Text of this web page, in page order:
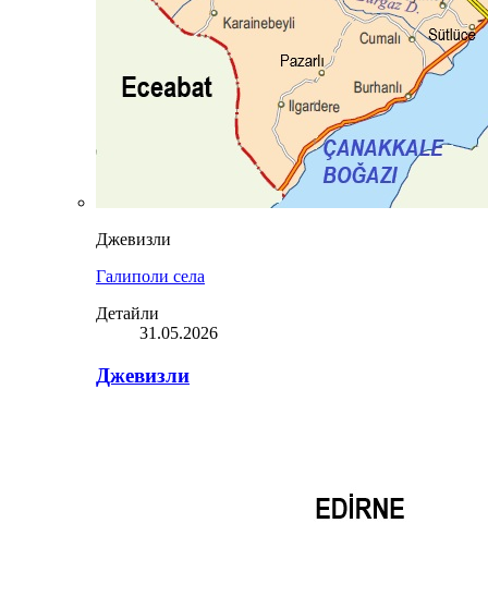
Джевизли
Галиполи села
Детайли
31.05.2026
Джевизли